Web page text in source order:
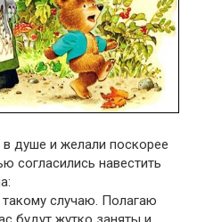
душе и желали поскорее
согласились навестить
случаю. Полагаю